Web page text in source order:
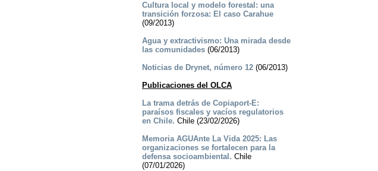
Cultura local y modelo forestal: una
transición forzosa: El caso Carahue
(09/2013)
Agua y extractivismo: Una mirada desde
las comunidades(06/2013)
Noticias de Drynet, número 12(06/2013)
Publicaciones del OLCA
La trama detrás de Copiaport-E:
paraísos fiscales y vacíos regulatorios
en Chile. Chile (23/02/2026)
Memoria AGUAnte La Vida 2025: Las
organizaciones se fortalecen para la
defensa socioambiental. Chile
(07/01/2026)